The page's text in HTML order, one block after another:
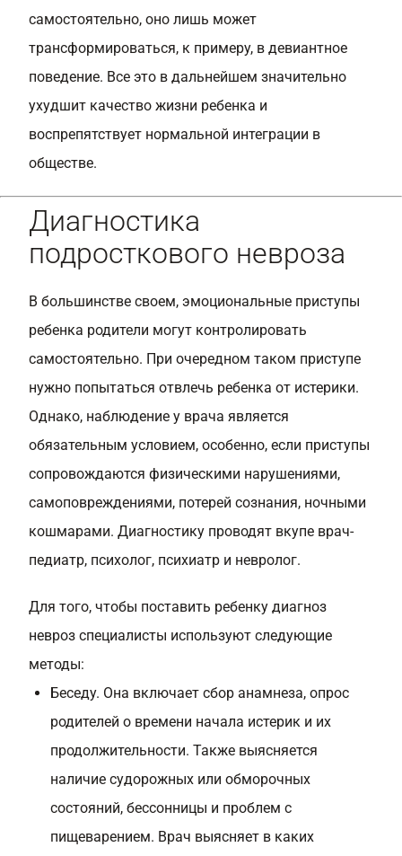
самостоятельно, оно лишь может
трансформироваться, к примеру, в девиантное
поведение. Все это в дальнейшем значительно
ухудшит качество жизни ребенка и
воспрепятствует нормальной интеграции в
обществе.
Диагностика
подросткового невроза
В большинстве своем, эмоциональные приступы
ребенка родители могут контролировать
самостоятельно. При очередном таком приступе
нужно попытаться отвлечь ребенка от истерики.
Однако, наблюдение у врача является
обязательным условием, особенно, если приступы
сопровождаются физическими нарушениями,
самоповреждениями, потерей сознания, ночными
кошмарами. Диагностику проводят вкупе врач-
педиатр, психолог, психиатр и невролог.
Для того, чтобы поставить ребенку диагноз
невроз специалисты используют следующие
методы:
Беседу. Она включает сбор анамнеза, опрос
родителей о времени начала истерик и их
продолжительности. Также выясняется
наличие судорожных или обморочных
состояний, бессонницы и проблем с
пищеварением. Врач выясняет в каких